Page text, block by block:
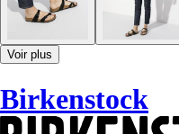
Voir plus
Birkenstock